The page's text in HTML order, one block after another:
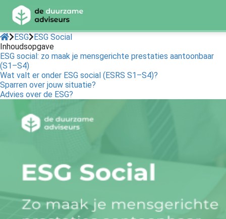
ESG ESG Social
Inhoudsopgave
ESG social: zo maak je mensgerichte prestaties aantoonbaar
(S1–S4)
Wat valt er onder ESG social (ESRS S1–S4)?
Sparren over jouw situatie?
Advies over de ESG?